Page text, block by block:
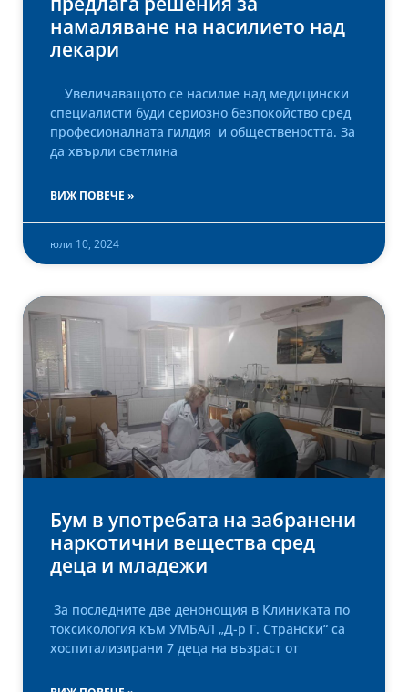
намаляване на насилието над
лекари
Увеличаващото се насилие над медицински
специалисти буди сериозно безпокойство сред
професионалната гилдия и обществеността. За
да хвърли светлина
ВИЖ ПОВЕЧЕ »
юли 10, 2024
Бум в употребата на забранени
наркотични вещества сред
деца и младежи
За последните две денонощия в Клиниката по
токсикология към УМБАЛ „Д-р Г. Странски“ са
хоспитализирани 7 деца на възраст от